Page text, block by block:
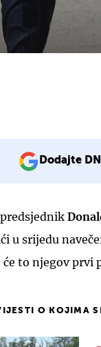
Dodajte
u srijedu
to njegov prvi
O KOJIMA